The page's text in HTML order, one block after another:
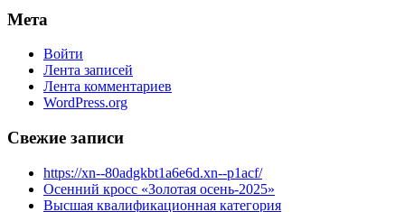
Мета
Войти
Лента записей
Лента комментариев
WordPress.org
Свежие записи
https://xn--80adgkbt1a6e6d.xn--p1acf/
Осенний кросс «Золотая осень-2025»
Высшая квалификационная категория